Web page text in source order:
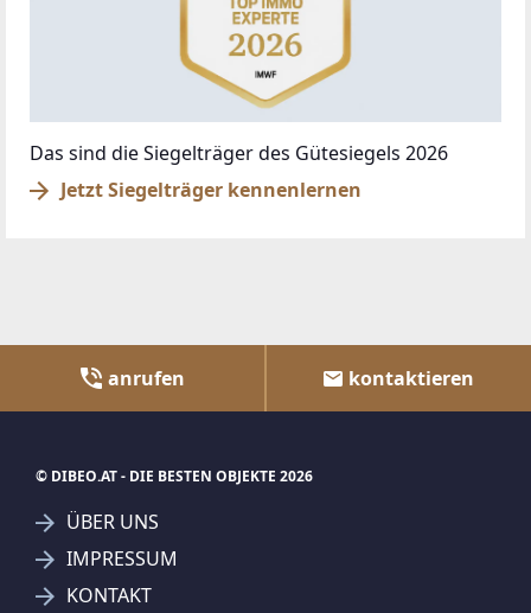
Das sind die Siegelträger des Gütesiegels 2026
Jetzt Siegelträger kennenlernen
anrufen kontaktieren
© DIBEO.AT - DIE BESTEN OBJEKTE 2026
ÜBER UNS
IMPRESSUM
KONTAKT